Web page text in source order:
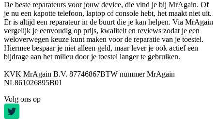
De beste reparateurs voor jouw device, die vind je bij MrAgain. Of
je nu een kapotte telefoon, laptop of console hebt, het maakt niet uit.
Er is altijd een reparateur in de buurt die je kan helpen. Via MrAgain
vergelijk je eenvoudig op prijs, kwaliteit en reviews zodat je een
weloverwegen keuze kunt maken voor de reparatie van je toestel.
Hiermee bespaar je niet alleen geld, maar lever je ook actief een
bijdrage aan het milieu door je toestel langer te gebruiken.
KVK MrAgain B.V. 87746867BTW nummer MrAgain
NL861026895B01
Volg ons op